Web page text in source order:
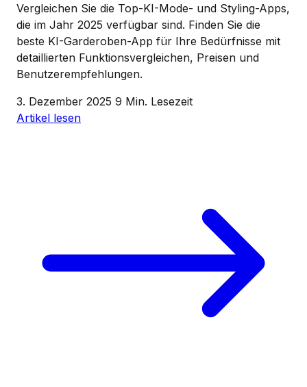
Vergleichen Sie die Top-KI-Mode- und Styling-Apps,
die im Jahr 2025 verfügbar sind. Finden Sie die
beste KI-Garderoben-App für Ihre Bedürfnisse mit
detaillierten Funktionsvergleichen, Preisen und
Benutzerempfehlungen.
3. Dezember 2025 9 Min. Lesezeit
Artikel lesen